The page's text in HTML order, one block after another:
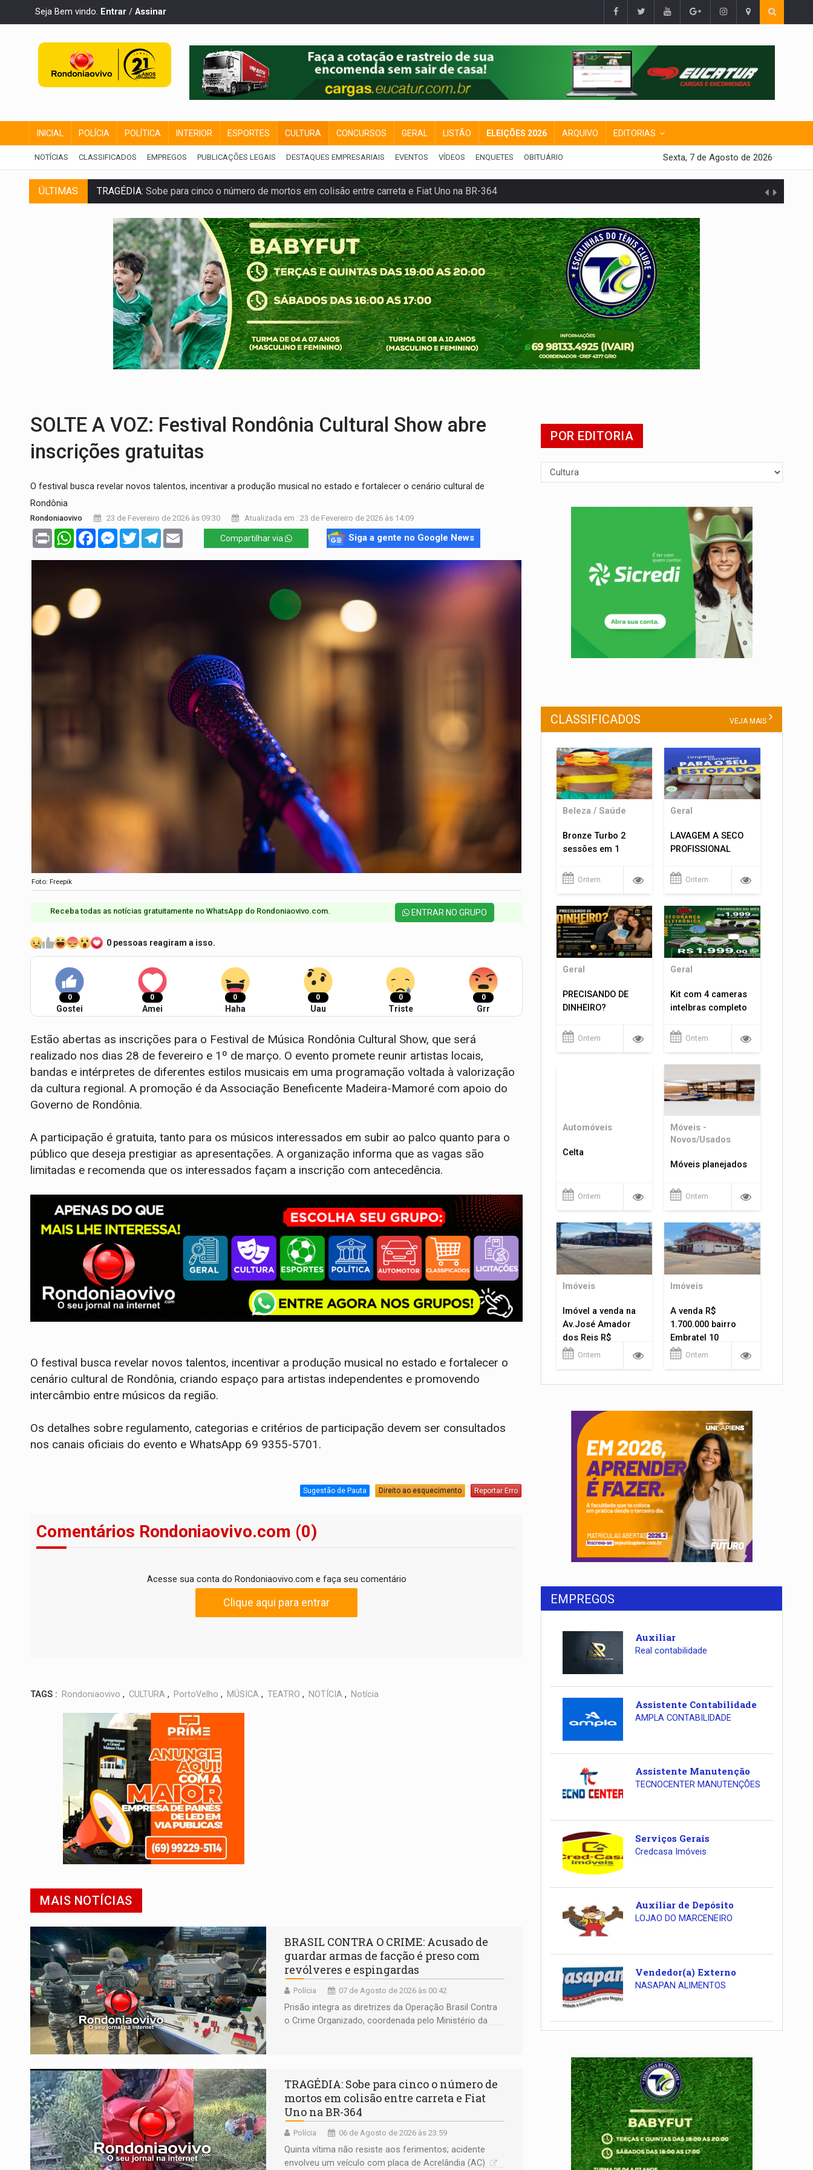
Seja Bem vindo. Entrar / Assinar
INICIAL POLÍCIA POLÍTICA INTERIOR ESPORTES CULTURA CONCURSOS GERAL LISTÃO ELEIÇÕES 2026 ARQUIVO EDITORIAS
NOTÍCIAS CLASSIFICADOS EMPREGOS PUBLICAÇÕES LEGAIS DESTAQUES EMPRESARIAIS EVENTOS VÍDEOS ENQUETES OBITUÁRIO Sexta, 7 de Agosto de 2026
ÚLTIMAS
TRAGÉDIA:Sobe para cinco o número de mortos em colisão entre carreta e Fiat Uno na BR-364
TRANSPORTE DE ARROZ:MPF assegura cumprimento da legislação sobre transporte de cargas por empresa
DEEPFAKE:Sancionada lei contra violência sexual infantil na internet e via IA
COLEGIADO:Brasil e Rússia discutem energia nuclear, defesa e ciência em Brasília
URGENTE:Colisão entre caminhão e carro deixa quatro mortos e um em estado grave na BR
ENCONTRO:Amazônia Negra ganha projeção nacional com participação de Marcela Bonfim
PREVISÃO:Porto Velho tem chances de chuvas isoladas nesta sexta-feira (7)
SINDICATOS UNIDOS:Assembleia Geral delibera greve da educação municipal em Porto Velho
PROCESSO SELETIVO:Rondoniaovivo abre oficina de Comunicação com oportunidade de integrar equipe
SOLTE A VOZ: Festival Rondônia Cultural Show abre
inscrições gratuitas
O festival busca revelar novos talentos, incentivar a produção musical no estado e fortalecer o cenário cultural de
Rondônia
Rondoniaovivo 23 de Fevereiro de 2026 às 09:30 Atualizada em : 23 de Fevereiro de 2026 às 14:09
Print WhatsAppFacebookMessenger
TwitterTelegram Compartilhar via Siga a gente no Google News
Foto: Freepik
Receba todas as notícias gratuitamente no WhatsApp do Rondoniaovivo.com.​ ENTRAR NO GRUPO
0 pessoas reagiram a isso.
0
Gostei
0
Amei
0
Haha
0
Uau
0
Triste
0
Grr
Estão abertas as inscrições para o Festival de Música Rondônia Cultural Show, que será
realizado nos dias 28 de fevereiro e 1º de março. O evento promete reunir artistas locais,
bandas e intérpretes de diferentes estilos musicais em uma programação voltada à valorização
da cultura regional. A promoção é da Associação Beneficente Madeira-Mamoré com apoio do
Governo de Rondônia.
A participação é gratuita, tanto para os músicos interessados em subir ao palco quanto para o
público que deseja prestigiar as apresentações. A organização informa que as vagas são
limitadas e recomenda que os interessados façam a inscrição com antecedência.
O festival busca revelar novos talentos, incentivar a produção musical no estado e fortalecer o
cenário cultural de Rondônia, criando espaço para artistas independentes e promovendo
intercâmbio entre músicos da região.
Os detalhes sobre regulamento, categorias e critérios de participação devem ser consultados
nos canais oficiais do evento e WhatsApp 69 9355-5701.
Sugestão de Pauta Direito ao esquecimento Reportar Erro
Comentários Rondoniaovivo.com (0)
Acesse sua conta do Rondoniaovivo.com e faça seu comentário
Clique aqui para entrar
TAGS : Rondoniaovivo , CULTURA , PortoVelho , MÚSICA , TEATRO , NOTÍCIA , Notícia
MAIS NOTÍCIAS
BRASIL CONTRA O CRIME: Acusado de
guardar armas de facção é preso com
revólveres e espingardas
Polícia 07 de Agosto de 2026 às 00:42
Prisão integra as diretrizes da Operação Brasil Contra
o Crime Organizado, coordenada pelo Ministério da
TRAGÉDIA: Sobe para cinco o número de
mortos em colisão entre carreta e Fiat
Uno na BR-364
Polícia 06 de Agosto de 2026 às 23:59
Quinta vítima não resiste aos ferimentos; acidente
envolveu um veículo com placa de Acrelândia (AC)
POR EDITORIA
CLASSIFICADOS VEJA MAIS
Beleza / Saúde
Bronze Turbo 2
sessões em 1
Ontem
Geral
LAVAGEM A SECO
PROFISSIONAL
Ontem
Geral
PRECISANDO DE
DINHEIRO?
Ontem
Geral
Kit com 4 cameras
intelbras completo
Ontem
Automóveis
Celta
Ontem
Móveis -
Novos/Usados
Móveis planejados
Ontem
Imóveis
Imóvel a venda na
Av.José Amador
dos Reis R$
1.400.000
Ontem
Imóveis
A venda R$
1.700.000 bairro
Embratel 10
apartamentos!
Ontem
EMPREGOS
Auxiliar
Real contabilidade
Assistente Contabilidade
AMPLA CONTABILIDADE
Assistente Manutenção
TECNOCENTER MANUTENÇÕES
Serviços Gerais
Credcasa Imóveis
Auxiliar de Depósito
LOJAO DO MARCENEIRO
Vendedor(a) Externo
NASAPAN ALIMENTOS